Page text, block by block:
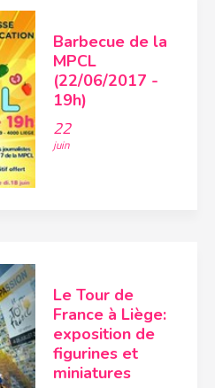
Barbecue de la
MPCL
(22/06/2017 -
19h)
22
juin
Le Tour de
France à Liège:
exposition de
figurines et
miniatures